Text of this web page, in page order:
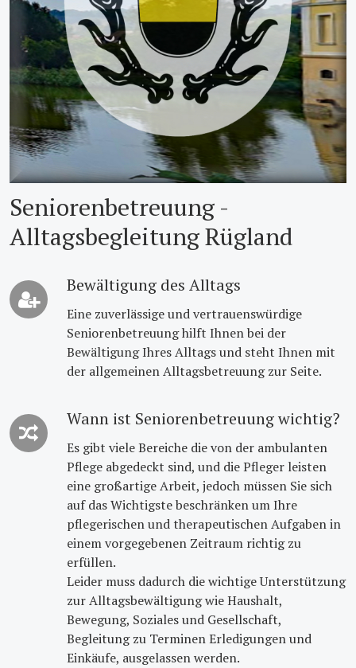
Seniorenbetreuung -
Alltagsbegleitung Rügland
Bewältigung des Alltags
Eine zuverlässige und vertrauenswürdige
Seniorenbetreuung hilft Ihnen bei der
Bewältigung Ihres Alltags und steht Ihnen mit
der allgemeinen Alltagsbetreuung zur Seite.
Wann ist Seniorenbetreuung wichtig?
Es gibt viele Bereiche die von der ambulanten
Pflege abgedeckt sind, und die Pfleger leisten
eine großartige Arbeit, jedoch müssen Sie sich
auf das Wichtigste beschränken um Ihre
pflegerischen und therapeutischen Aufgaben in
einem vorgegebenen Zeitraum richtig zu
erfüllen.
Leider muss dadurch die wichtige Unterstützung
zur Alltagsbewältigung wie Haushalt,
Bewegung, Soziales und Gesellschaft,
Begleitung zu Terminen Erledigungen und
Einkäufe, ausgelassen werden.